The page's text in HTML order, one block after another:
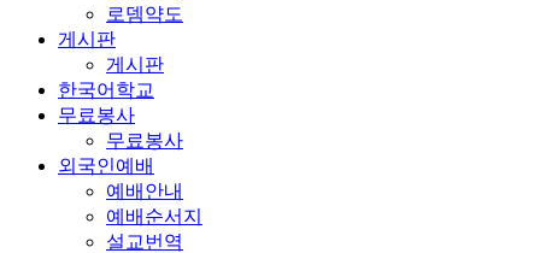
로뎀약도
게시판
게시판
한국어학교
무료봉사
무료봉사
외국인예배
예배안내
예배순서지
설교번역